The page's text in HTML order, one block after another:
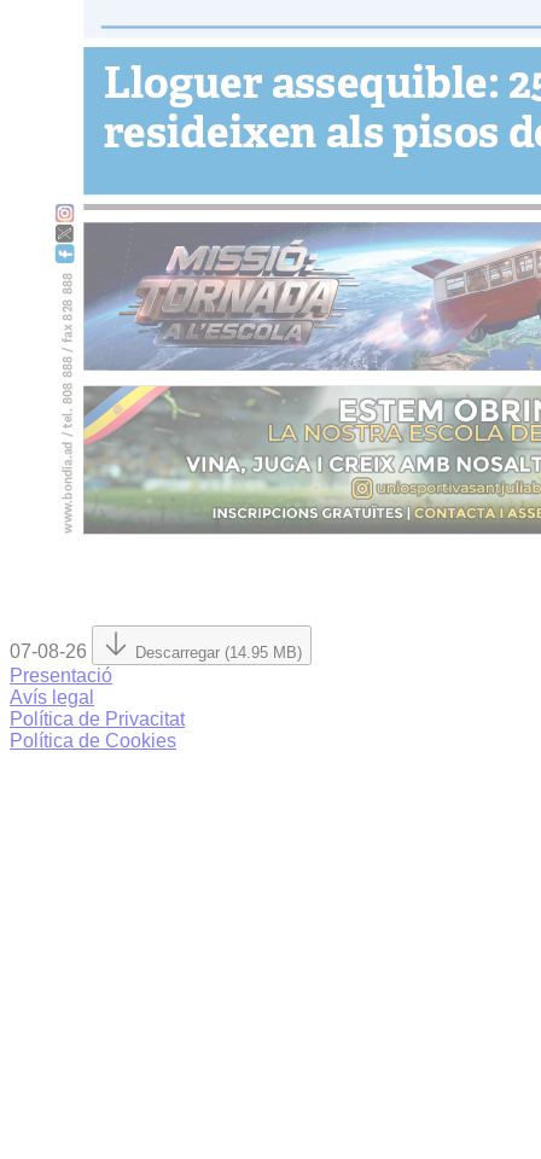
07-08-26 Descarregar (14.95 MB)
Presentació
Avís legal
Política de Privacitat
Política de Cookies